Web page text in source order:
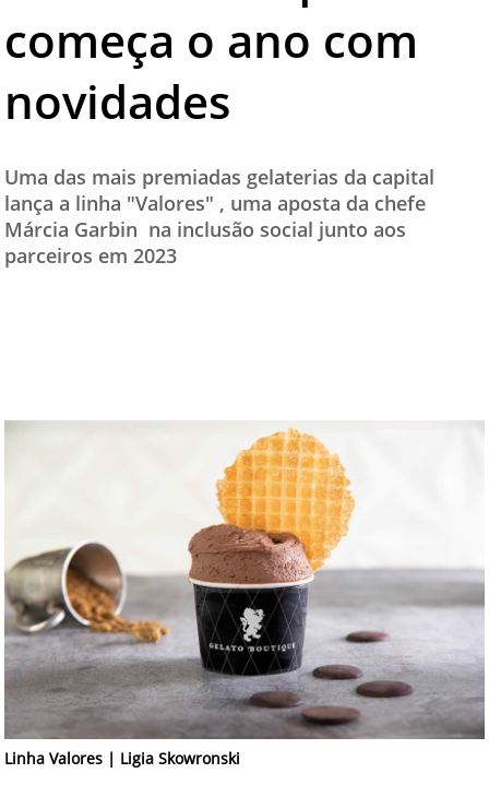
TESTADO E APROVADO
PARCEIROS
CONTATO
começa o ano com
novidades
Uma das mais premiadas gelaterias da capital
lança a linha "Valores" , uma aposta da chefe
Márcia Garbin na inclusão social junto aos
parceiros em 2023
Linha Valores | Ligia Skowronski